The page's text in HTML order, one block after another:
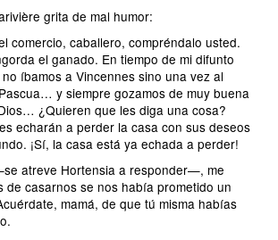
grita de mal humor:
comercio, caballero, compréndalo usted.
el ganado. En tiempo de mi difunto
íbamos a Vincennes sino una vez al
y siempre gozamos de muy buena
¿Quieren que les diga una cosa?
echarán a perder la casa con sus deseos
¡Sí, la casa está ya echada a perder!
atreve Hortensia a responder—, me
de casarnos se nos había prometido un
mamá, de que tú misma habías